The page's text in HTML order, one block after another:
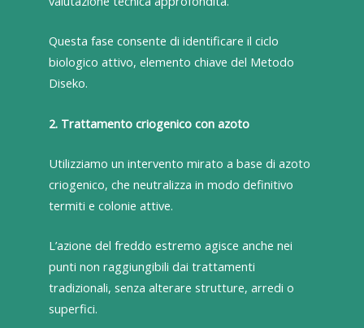
Questa fase consente di identificare il ciclo
biologico attivo, elemento chiave del Metodo
Diseko.
2. Trattamento criogenico con azoto
Utilizziamo un intervento mirato a base di azoto
criogenico, che neutralizza in modo definitivo
termiti e colonie attive.
L’azione del freddo estremo agisce anche nei
punti non raggiungibili dai trattamenti
tradizionali, senza alterare strutture, arredi o
superfici.